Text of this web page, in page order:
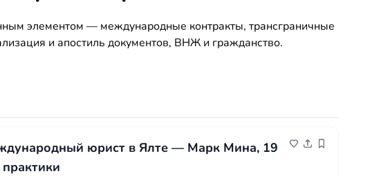
элементом — международные контракты, трансграничные
и апостиль документов, ВНЖ и гражданство.
юрист в Ялте — Марк Мина, 19